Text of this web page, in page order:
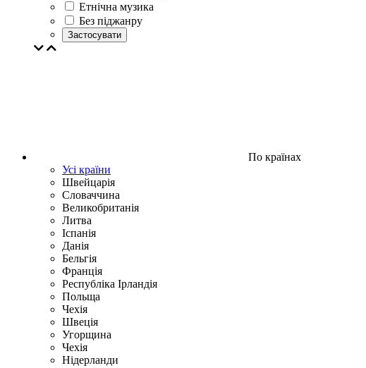
Етнічна музика
Без піджанру
Застосувати
По країнах
Усі країни
Швейцарія
Словаччина
Великобританія
Литва
Іспанія
Данія
Бельгія
Франція
Республіка Ірландія
Польща
Чехія
Швецiя
Угорщина
Чехія
Нідерланди